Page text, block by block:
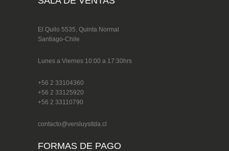
El Quilo 5535, Quinta Normal
Santiago-Chile
Lunes a Viernes 10:00 a 17:30hrs
+56 2 33104360
+56 2 33125920
+56 2 33110790
contacto@versluysltda.cl
FORMAS DE PAGO